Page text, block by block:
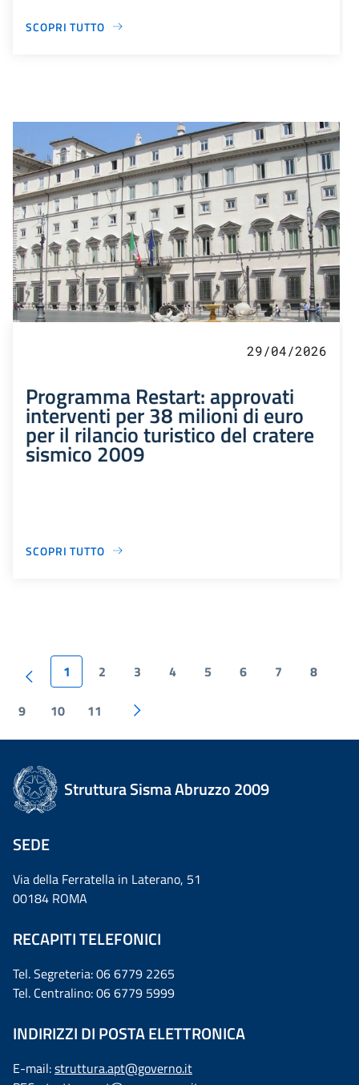
SCOPRI TUTTO
29/04/2026
Programma Restart: approvati
interventi per 38 milioni di euro
per il rilancio turistico del cratere
sismico 2009
SCOPRI TUTTO
1 2 3 4 5 6 7 8
9 10 11
Struttura Sisma Abruzzo 2009
SEDE
Via della Ferratella in Laterano, 51
00184 ROMA
RECAPITI TELEFONICI
Tel. Segreteria: 06 6779 2265
Tel. Centralino: 06 6779 5999
INDIRIZZI DI POSTA ELETTRONICA
E-mail:struttura.apt@governo.it